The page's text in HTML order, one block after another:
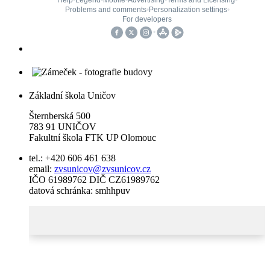
Základní škola Uničov
Šternberská 500
783 91 UNIČOV
Fakultní škola FTK UP Olomouc
tel.: +420 606 461 638
email: zvsunicov@zvsunicov.cz
IČO 61989762 DIČ CZ61989762
datová schránka: smhhpuv